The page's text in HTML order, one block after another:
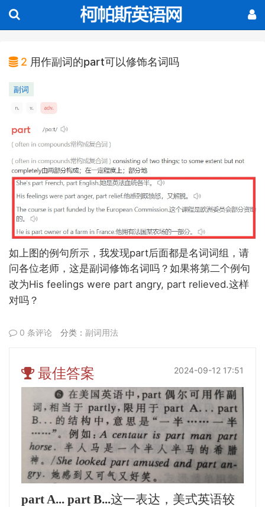
2 用作副词的part可以修饰名词吗
副词
如上图的例句所示，我发现part后面都是名词词组，请
问各位老师，这是副词修饰名词吗？如果将第二个例句
改为His feelings were part angry, part relieved.这样
对吗？
0 条评论 分类： 副词用法
最佳答案 2024-09-12 17:51
part A... part B...这一表达，美式英语较